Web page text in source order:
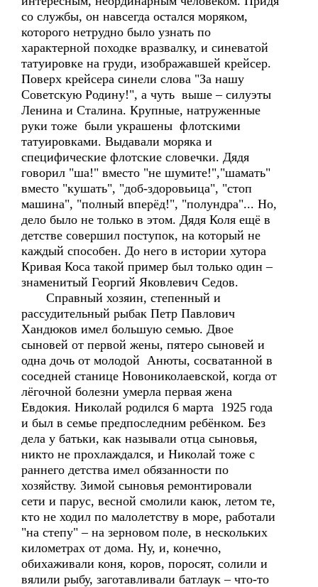
со службы, он навсегда остался моряком,
которого нетрудно было узнать по
характерной походке вразвалку, и синеватой
татуировке на груди, изображавшей крейсер.
Поверх крейсера синели слова "За нашу
Советскую Родину!", а чуть выше – силуэты
Ленина и Сталина. Крупные, натруженные
руки тоже были украшены флотскими
татуировками. Выдавали моряка и
специфические флотские словечки. Дядя
говорил "ша!" вместо "не шумите!","шамать"
вместо "кушать", "доб-здоровьица", "стоп
машина", "полный вперёд!", "полундра"... Но,
дело было не только в этом. Дядя Коля ещё в
детстве совершил поступок, на который не
каждый способен. До него в истории хутора
Кривая Коса такой пример был только один –
знаменитый Георгий Яковлевич Седов.
Справный хозяин, степенный и
рассудительный рыбак Петр Павлович
Хандюков имел большую семью. Двое
сыновей от первой жены, пятеро сыновей и
одна дочь от молодой Анюты, сосватанной в
соседней станице Новониколаевской, когда от
лёгочной болезни умерла первая жена
Евдокия. Николай родился 6 марта 1925 года
и был в семье предпоследним ребёнком. Без
дела у батьки, как называли отца сыновья,
никто не прохлаждался, и Николай тоже с
раннего детства имел обязанности по
хозяйству. Зимой сыновья ремонтировали
сети и парус, весной смолили каюк, летом те,
кто не ходил по малолетству в море, работали
"на степу" – на зерновом поле, в нескольких
километрах от дома. Ну, и, конечно,
обихаживали коня, коров, поросят, солили и
вялили рыбу, заготавливали батлаук – что-то